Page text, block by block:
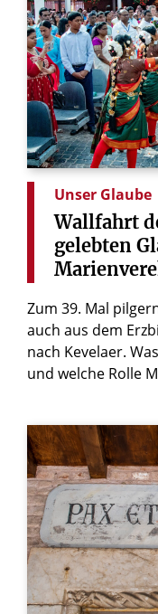
Unser Glaube
Wallfahrt
gelebten
Zum 39. Mal
auch aus dem
nach Kevelaer.
und welche Rolle